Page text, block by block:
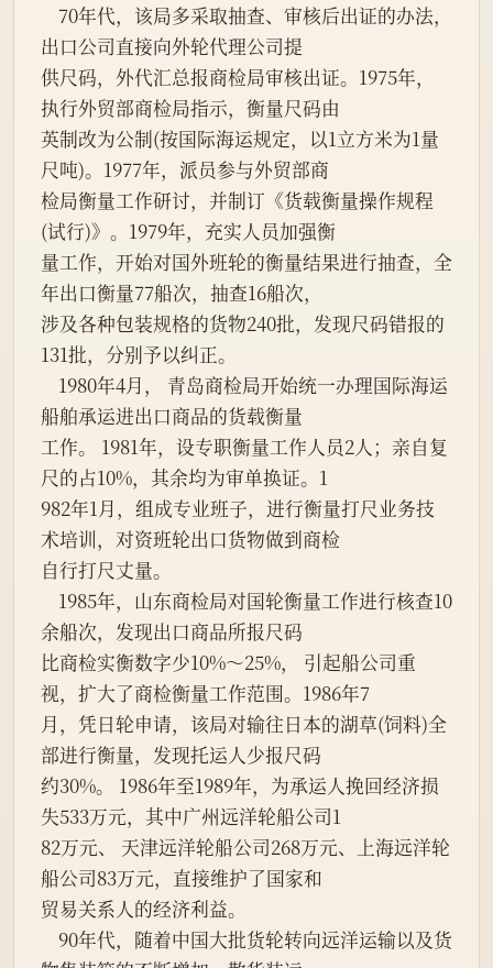
出口公司直接向外轮代理公司提
供尺码，外代汇总报商检局审核出证。1975年，
执行外贸部商检局指示，衡量尺码由
英制改为公制(按国际海运规定，以1立方米为1量
尺吨)。1977年，派员参与外贸部商
检局衡量工作研讨，并制订《货载衡量操作规程
(试行)》。1979年，充实人员加强衡
量工作，开始对国外班轮的衡量结果进行抽查，全
年出口衡量77船次，抽查16船次，
涉及各种包装规格的货物240批，发现尺码错报的
131批，分别予以纠正。
船舶承运进出口商品的货载衡量
工作。 1981年，设专职衡量工作人员2人；亲自复
尺的占10%，其余均为审单换证。1
982年1月，组成专业班子，进行衡量打尺业务技
术培训，对资班轮出口货物做到商检
自行打尺丈量。
余船次，发现出口商品所报尺码
比商检实衡数字少10%～25%， 引起船公司重
视，扩大了商检衡量工作范围。1986年7
月，凭日轮申请，该局对输往日本的湖草(饲料)全
部进行衡量，发现托运人少报尺码
约30%。 1986年至1989年，为承运人挽回经济损
失533万元，其中广州远洋轮船公司1
82万元、 天津远洋轮船公司268万元、上海远洋轮
船公司83万元，直接维护了国家和
贸易关系人的经济利益。